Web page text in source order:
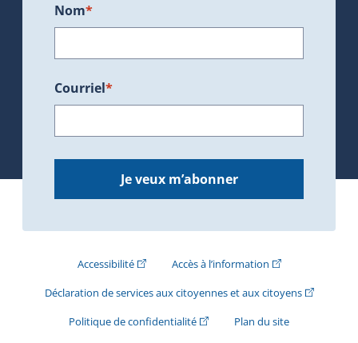
Nom*
Courriel*
Je veux m’abonner
Accessibilité(Cet hyperlien externe s'ouvrira dans une
Accès à l’information(Cet hyperlien
Déclaration de services aux citoyennes et aux citoyens(Cet
Politique de confidentialité(Cet hyperlien externe s'ouvrira
Plan du site